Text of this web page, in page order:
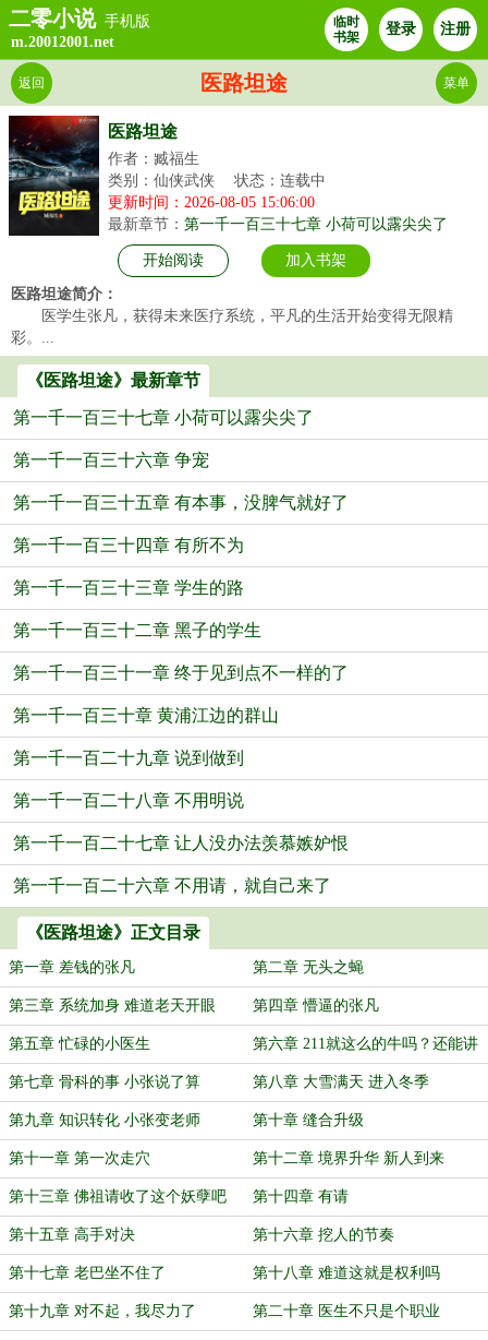
二零小说 手机版
m.20012001.net
临时
书架
登录 注册
医路坦途
返回 菜单
医路坦途
作者：臧福生
类别：仙侠武侠
状态：连载中
更新时间：2026-08-05 15:06:00
最新章节： 第一千一百三十七章 小荷可以露尖尖了
开始阅读 加入书架
医路坦途简介：
医学生张凡，获得未来医疗系统，平凡的生活开始变得无限精
彩。...
《医路坦途》最新章节
第一千一百三十七章 小荷可以露尖尖了
第一千一百三十六章 争宠
第一千一百三十五章 有本事，没脾气就好了
第一千一百三十四章 有所不为
第一千一百三十三章 学生的路
第一千一百三十二章 黑子的学生
第一千一百三十一章 终于见到点不一样的了
第一千一百三十章 黄浦江边的群山
第一千一百二十九章 说到做到
第一千一百二十八章 不用明说
第一千一百二十七章 让人没办法羡慕嫉妒恨
第一千一百二十六章 不用请，就自己来了
《医路坦途》正文目录
第一章 差钱的张凡 第二章 无头之蝇
第三章 系统加身 难道老天开眼
了？
第四章 懵逼的张凡
第五章 忙碌的小医生 第六章 211就这么的牛吗？还能讲
道理吗
第七章 骨科的事 小张说了算 第八章 大雪满天 进入冬季
第九章 知识转化 小张变老师 第十章 缝合升级
第十一章 第一次走穴 第十二章 境界升华 新人到来
第十三章 佛祖请收了这个妖孽吧 第十四章 有请
第十五章 高手对决 第十六章 挖人的节奏
第十七章 老巴坐不住了 第十八章 难道这就是权利吗
第十九章 对不起，我尽力了 第二十章 医生不只是个职业